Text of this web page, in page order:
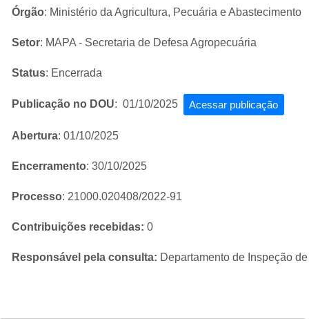
Órgão: Ministério da Agricultura, Pecuária e Abastecimento
Setor: MAPA - Secretaria de Defesa Agropecuária
Status: Encerrada
Publicação no DOU: 01/10/2025 Acessar publicação
Abertura: 01/10/2025
Encerramento: 30/10/2025
Processo: 21000.020408/2022-91
Contribuições recebidas: 0
Responsável pela consulta: Departamento de Inspeção